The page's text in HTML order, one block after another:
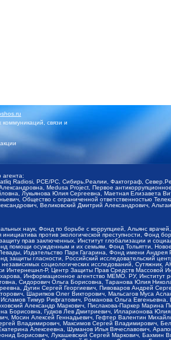
связи и
Radiosi, PCE/PC, Сибирь.Реалии, Фактограф,
Medusa Project, Первое
Лукьянова Юлия Сергеевна, Маетная Елизавета
Общество с ограниченной ответственностью
Великовский Дмитрий Александрович,
наук, Фонд по борьбе с коррупцией, Альянс
против экологической преступности, Фонд
прав заключенных, Институт глобализации и
помощи осужденным и их семьям, Фонд Тольятти,
Издательство Парк Гагарина, Фонд имени
гласности, Российский исследовательский
социологических исследований,
Интернешнл-Р, Центр Защиты Прав Средств
Информационное агентство МЕМО. РУ,
Сидорович Ольга Борисовна, Таранова Юлия
Дугин Сергей Георгиевич, Пивоваров Андрей
Шарипков Олег Викторович, Мальсагов Муса
Тимур Рифгатович, Романова Ольга
Александр Маркович, Пислакова-Паркер Марина
Борисовна, Гудков Лев Дмитриевич, Илларионова
Мосин Алексей Геннадьевич, Гефтер Валентин
Владимирович, Максимов Сергей Владимирович,
Алексеевна, Шуманов Илья Вячеславович,
Борисович, Лукашевский Сергей Маркович,